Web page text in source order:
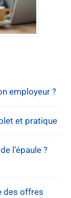
employeur ?
et pratique
l’épaule ?
des offres